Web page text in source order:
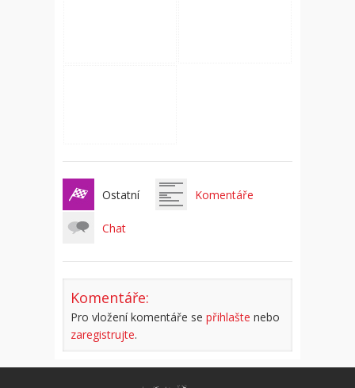
Ostatní Komentáře
Chat
Komentáře:
Pro vložení komentáře se přihlašte nebo
zaregistrujte.